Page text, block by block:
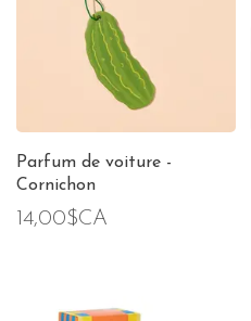
Parfum de voiture -
Cornichon
14,00$CA